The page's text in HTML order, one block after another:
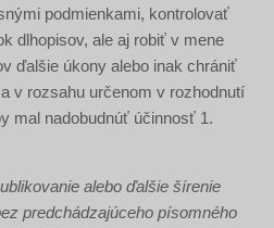
podmienkami, kontrolovať
dlhopisov, ale aj robiť v mene
ďalšie úkony alebo inak chrániť
v rozsahu určenom v rozhodnutí
mal nadobudnúť účinnosť 1.
alebo ďalšie šírenie
predchádzajúceho písomného